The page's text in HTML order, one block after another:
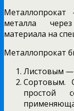
металла
материала на
Металлопрокат
Листовым —
Сортовым.
простой